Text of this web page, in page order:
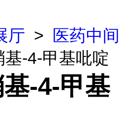
厅 >
医药中间
-4-甲基吡啶
-4-甲基